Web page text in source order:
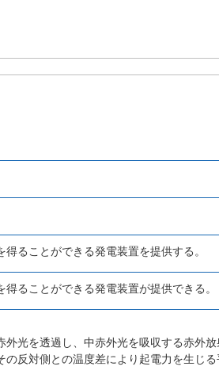
ることができる発電装置を提供する。
ることができる発電装置が提供できる。
光を透過し、中赤外光を吸収する赤外放
反対側との温度差により起電力を生じ